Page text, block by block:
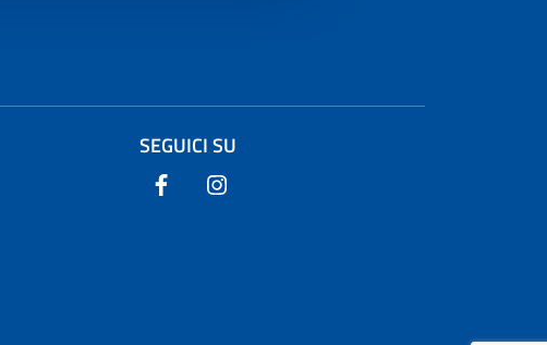
SEGUICI SU
Seguici su Facebook